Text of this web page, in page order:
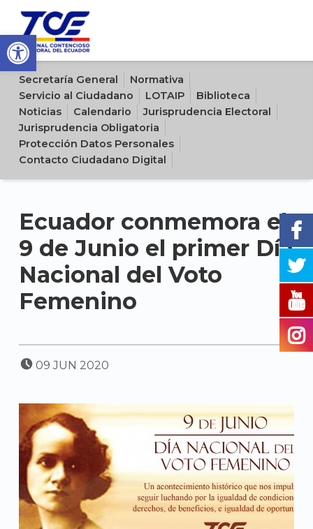
Open toolbar
Sitio oficial del Tribunal Contencioso Electoral del Ecuador
Secretaría General
Normativa
Servicio al Ciudadano
LOTAIP
Biblioteca
Noticias
Calendario
Jurisprudencia Electoral
Jurisprudencia Obligatoria
Protección Datos Personales
Contacto Ciudadano Digital
Ecuador conmemora el
9 de Junio el primer Día
Nacional del Voto
Femenino
POSTED ON:
09 JUN 2020